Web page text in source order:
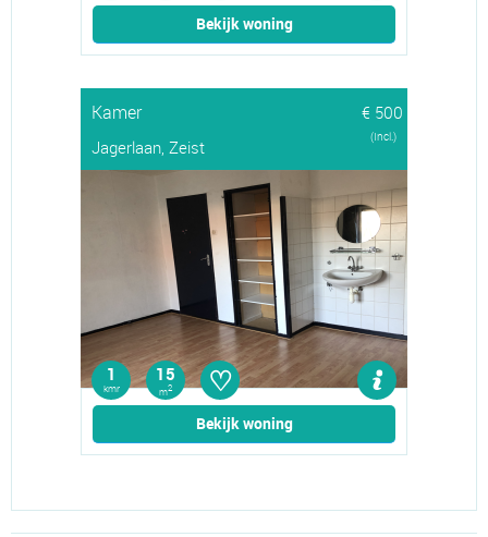
Bekijk woning
Kamer
€ 500
Jagerlaan, Zeist
(Incl.)
1
kmr
15
m2 ♡
Bekijk woning